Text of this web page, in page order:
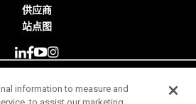
供应商
站点图
LLC. All Rights Reserved.
information to measure and